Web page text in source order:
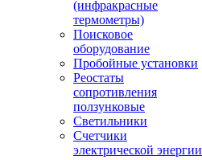
(инфракрасные
термометры)
Поисковое
оборудование
Пробойные установки
Реостаты
сопротивления
ползунковые
Светильники
Счетчики
электрической энергии